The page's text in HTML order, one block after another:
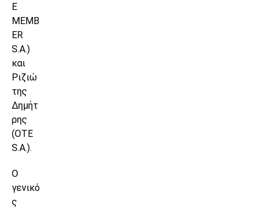
E
MEMB
ER
S.A.)
και
Ριζιώ
της
Δημήτ
ρης
(OTE
S.A.).
Ο
γενικό
ς